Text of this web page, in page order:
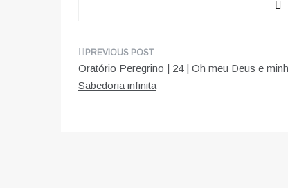
Navegação
de
Oratório Peregrino | 24 | Oh meu Deus e
Sabedoria infinita